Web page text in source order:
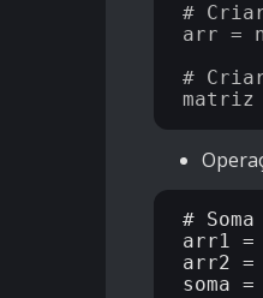
#
arr =
#
#
arr1
arr2
soma